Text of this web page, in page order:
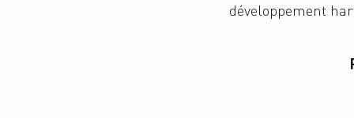
développement